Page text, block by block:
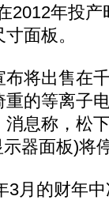
2012年投
面板。
将出售在
的等离子
息称，松
器面板)将
的财年中